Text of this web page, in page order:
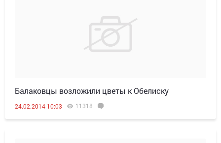
Балаковцы возложили цветы к Обелиску
24.02.2014 10:03 11318